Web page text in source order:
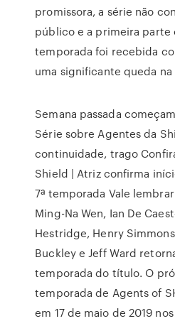
promissora, a série não
público e a primeira parte
temporada foi recebida
uma significante queda
Semana passada
Série sobre Agentes da
continuidade, trago
Shield | Atriz confirma
7ª temporada Vale
Ming-Na Wen, Ian De
Hestridge, Henry
Buckley e Jeff Ward
temporada do título. O
temporada de Agents of
em 17 de maio de 2019